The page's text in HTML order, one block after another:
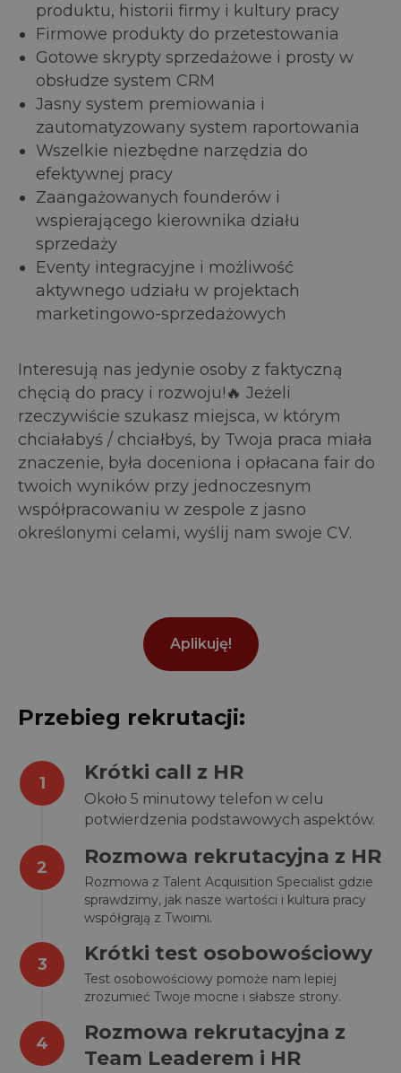
produktu, historii firmy i kultury pracy
Firmowe produkty do przetestowania
Gotowe skrypty sprzedażowe i prosty w
obsłudze system CRM
Jasny system premiowania i
zautomatyzowany system raportowania
Wszelkie niezbędne narzędzia do
efektywnej pracy
Zaangażowanych founderów i
wspierającego kierownika działu
sprzedaży
Eventy integracyjne i możliwość
aktywnego udziału w projektach
marketingowo-sprzedażowych
Interesują nas jedynie osoby z faktyczną
chęcią do pracy i rozwoju!🔥 Jeżeli
rzeczywiście szukasz miejsca, w którym
chciałabyś / chciałbyś, by Twoja praca miała
znaczenie, była doceniona i opłacana fair do
twoich wyników przy jednoczesnym
współpracowaniu w zespole z jasno
określonymi celami, wyślij nam swoje CV.
Aplikuję!
Przebieg rekrutacji:
Krótki call z HR
Około 5 minutowy telefon w celu
potwierdzenia podstawowych aspektów.
Rozmowa rekrutacyjna z HR
Rozmowa z Talent Acquisition Specialist gdzie
sprawdzimy, jak nasze wartości i kultura pracy
współgrają z Twoimi.
Krótki test osobowościowy
Test osobowościowy pomoże nam lepiej
zrozumieć Twoje mocne i słabsze strony.
Rozmowa rekrutacyjna z
Team Leaderem i HR